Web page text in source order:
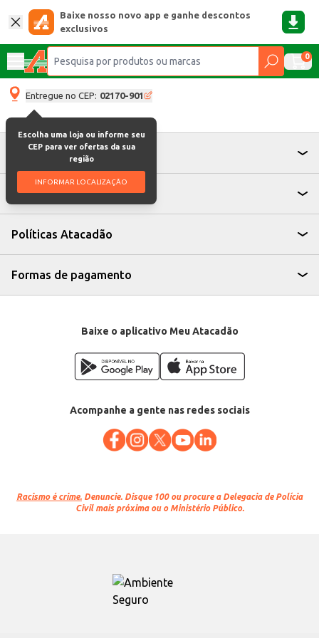
Baixe nosso novo app e ganhe descontos
exclusivos
0
Entregue no CEP: 02170-901
Escolha uma loja ou informe seu
CEP para ver ofertas da sua
região
INFORMAR LOCALIZAÇÃO
Atendimento
Institucional
Políticas Atacadão
Formas de pagamento
Baixe o aplicativo Meu Atacadão
Acompanhe a gente nas redes sociais
Racismo é crime. Denuncie. Disque 100 ou procure a Delegacia de Polícia
Civil mais próxima ou o Ministério Público.